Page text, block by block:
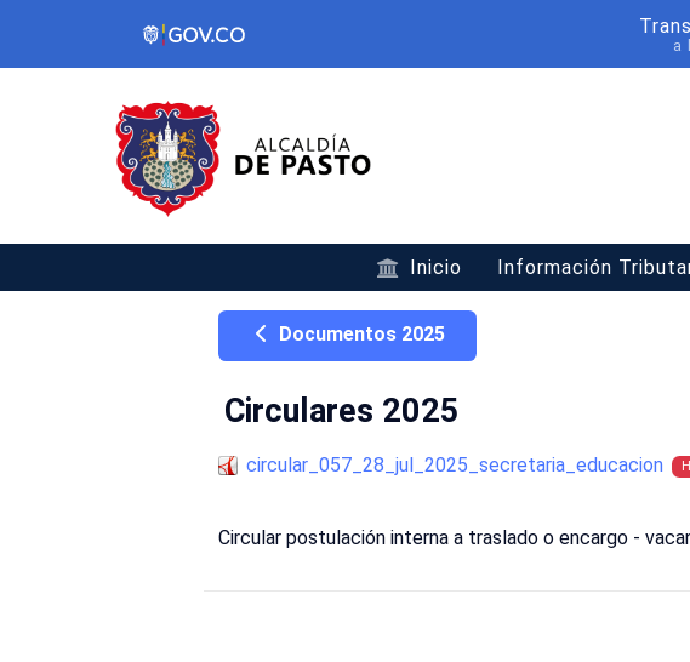
a
Inicio Información
Documentos 2025
Circulares 2025
circular_057_28_jul_2025_secretaria_educacion
Circular postulación interna a traslado o encargo -